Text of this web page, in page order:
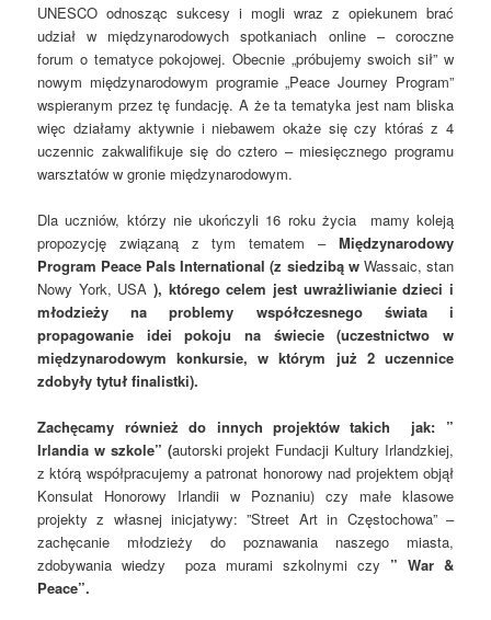
UNESCO odnosząc sukcesy i mogli wraz z opiekunem brać
udział w międzynarodowych spotkaniach online – coroczne
forum o tematyce pokojowej. Obecnie „próbujemy swoich sił” w
nowym międzynarodowym programie „Peace Journey Program”
wspieranym przez tę fundację. A że ta tematyka jest nam bliska
więc działamy aktywnie i niebawem okaże się czy któraś z 4
uczennic zakwalifikuje się do cztero – miesięcznego programu
warsztatów w gronie międzynarodowym.
Dla uczniów, którzy nie ukończyli 16 roku życia mamy koleją
propozycję związaną z tym tematem – Międzynarodowy
Program Peace Pals International (z siedzibą w Wassaic, stan
Nowy York, USA ), którego celem jest uwrażliwianie dzieci i
młodzieży na problemy współczesnego świata i
propagowanie idei pokoju na świecie (uczestnictwo w
międzynarodowym konkursie, w którym już 2 uczennice
zdobyły tytuł finalistki).
Zachęcamy również do innych projektów takich jak: ”
Irlandia w szkole” (autorski projekt Fundacji Kultury Irlandzkiej,
z którą współpracujemy a patronat honorowy nad projektem objął
Konsulat Honorowy Irlandii w Poznaniu) czy małe klasowe
projekty z własnej inicjatywy: ”Street Art in Częstochowa” –
zachęcanie młodzieży do poznawania naszego miasta,
zdobywania wiedzy poza murami szkolnymi czy ” War &
Peace”.